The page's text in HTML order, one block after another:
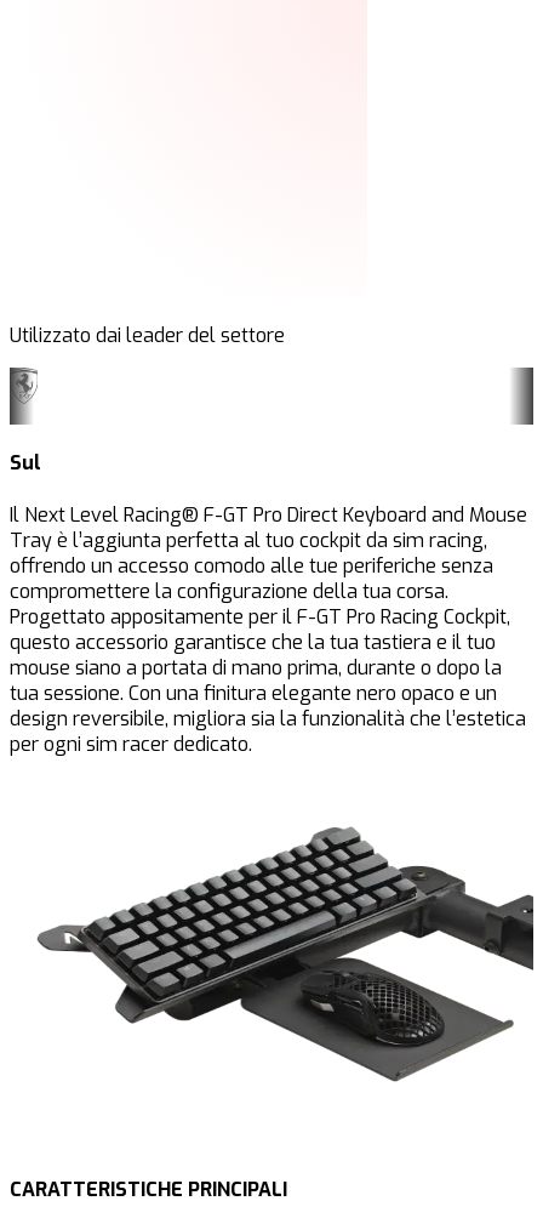
Utilizzato dai leader del settore
Sul
Il Next Level Racing® F-GT Pro Direct Keyboard and Mouse
Tray è l’aggiunta perfetta al tuo cockpit da sim racing,
offrendo un accesso comodo alle tue periferiche senza
compromettere la configurazione della tua corsa.
Progettato appositamente per il F-GT Pro Racing Cockpit,
questo accessorio garantisce che la tua tastiera e il tuo
mouse siano a portata di mano prima, durante o dopo la
tua sessione. Con una finitura elegante nero opaco e un
design reversibile, migliora sia la funzionalità che l’estetica
per ogni sim racer dedicato.
CARATTERISTICHE PRINCIPALI